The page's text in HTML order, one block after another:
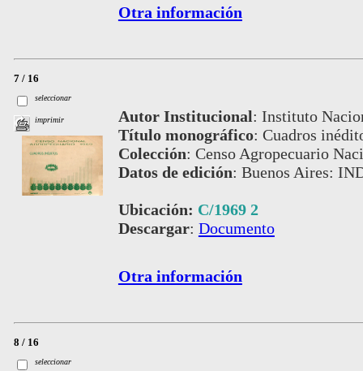
Otra información
7 / 16
seleccionar
imprimir Autor Institucional: Instituto
Título monográfico: Cuadros
Colección: Censo Agropecuario
Datos de edición: Buenos Aires:
Ubicación: C/1969 2
Descargar: Documento
Otra información
8 / 16
seleccionar